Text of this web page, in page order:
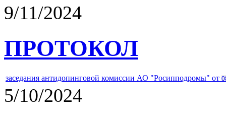
9/11/2024
ПРОТОКОЛ
заседания антидопинговой комиссии АО "Росипподромы" от
5/10/2024